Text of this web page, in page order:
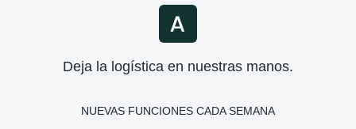
Deja la logística en nuestras manos.
NUEVAS FUNCIONES CADA SEMANA